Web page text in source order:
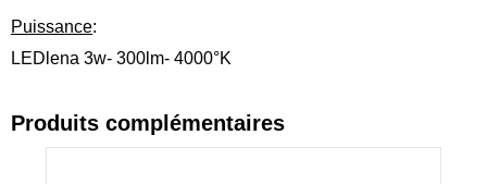
Puissance:
LEDlena 3w- 300lm- 4000°K
Produits complémentaires